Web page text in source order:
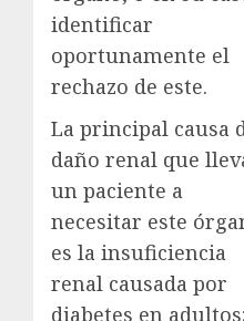
identificar
oportunamente el
rechazo de este.
La principal causa
daño renal que
un paciente a
necesitar este
es la insuficiencia
renal causada por
diabetes en